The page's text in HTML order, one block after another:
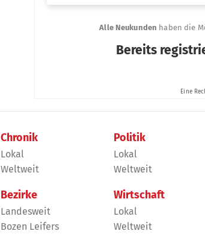
Chronik
Lokal
Weltweit
Bezirke
Landesweit
Bozen Leifers
Politik
Lokal
Weltweit
Wirtschaft
Lokal
Weltweit